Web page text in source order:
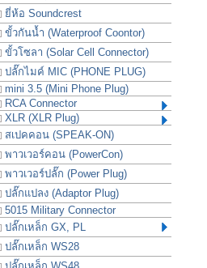
ยี่ห้อ Soundcrest
ขั้วกันน้ำ (Waterproof Coontor)
ขั้วโซลา (Solar Cell Connector)
ปลั๊กไมค์ MIC (PHONE PLUG)
mini 3.5 (Mini Phone Plug)
RCA Connector
XLR (XLR Plug)
สเปคคอน (SPEAK-ON)
พาวเวอร์คอน (PowerCon)
พาวเวอร์ปลั๊ก (Power Plug)
ปลั๊กแปลง (Adaptor Plug)
5015 Military Connector
ปลั๊กเหล็ก GX, PL
ปลั๊กเหล็ก WS28